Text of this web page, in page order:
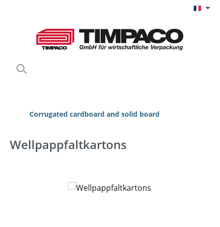
Corrugated cardboard and solid board
Wellpappfaltkartons
Ignorer la galerie d'images